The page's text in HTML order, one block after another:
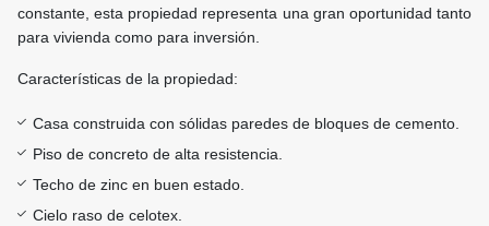
constante, esta propiedad representa una gran oportunidad tanto
para vivienda como para inversión.
Características de la propiedad:
Casa construida con sólidas paredes de bloques de cemento.
Piso de concreto de alta resistencia.
Techo de zinc en buen estado.
Cielo raso de celotex.